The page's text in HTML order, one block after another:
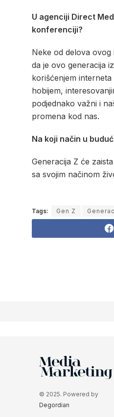
U agenciji Direct
konferenciji?
Neke od delova ovog
da je ovo generacija
korišćenjem
hobijem,
podjednako važni i
promena kod nas.
Na koji način u
Generacija Z će
sa svojim načinom
Tags: Gen Z
© 2025. Powered by
Degordian